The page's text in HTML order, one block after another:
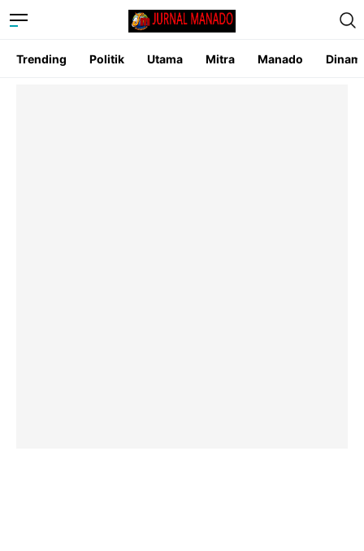
Trending Politik Utama Mitra Manado